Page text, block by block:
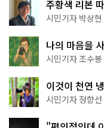
주황색 리본
서울둘레길 15
시민기자 박상현
나의 마음을
상작 공개!
시민기자 조수봉
이것이 천연
나볼까
시민기자 정향선